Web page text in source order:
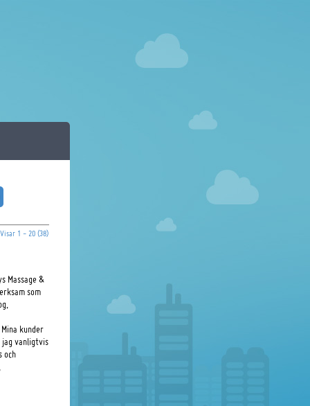
Visar 1 - 20 (38)
Massage &
som
kunder
jag vanligtvis
och